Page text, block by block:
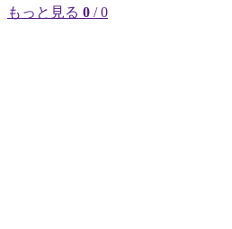
もっと見る 0 / 0